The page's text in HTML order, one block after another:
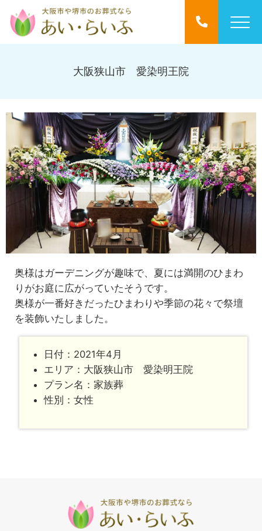
大阪狭山市 愛染明王院
奥様はガーデニングが趣味で、夏には満開のひまわ
りがお庭に広がっていたそうです。
奥様が一番好きだったひまわりや季節の花々で祭壇
を装飾いたしました。
日付：2021年4月
エリア：大阪狭山市 愛染明王院
プラン名：家族葬
性別：女性